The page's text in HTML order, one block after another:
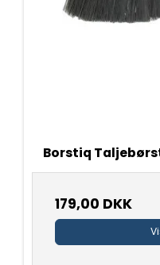
Borstiq
179,00 DKK